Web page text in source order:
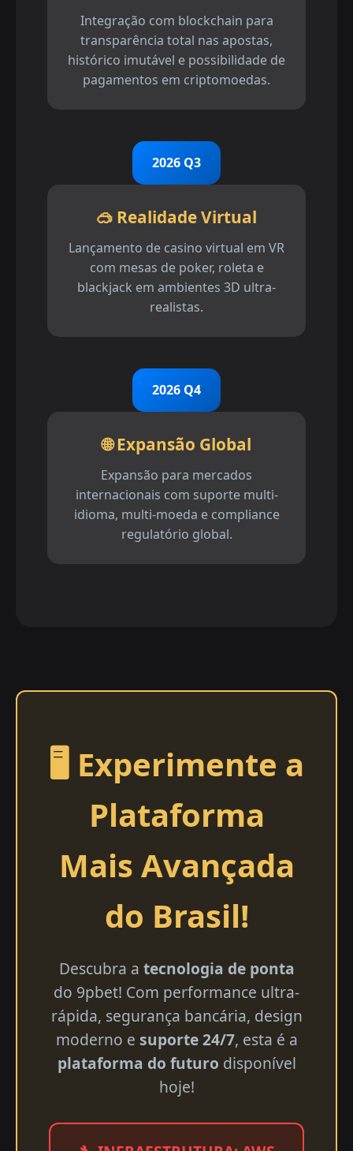
Integração com blockchain para
transparência total nas apostas,
histórico imutável e possibilidade de
pagamentos em criptomoedas.
2026 Q3
🥽 Realidade Virtual
Lançamento de casino virtual em VR
com mesas de poker, roleta e
blackjack em ambientes 3D ultra-
realistas.
2026 Q4
🌐 Expansão Global
Expansão para mercados
internacionais com suporte multi-
idioma, multi-moeda e compliance
regulatório global.
🖥️ Experimente a
Plataforma
Mais Avançada
do Brasil!
Descubra a tecnologia de ponta
do 9pbet! Com performance ultra-
rápida, segurança bancária, design
moderno e suporte 24/7, esta é a
plataforma do futuro disponível
hoje!